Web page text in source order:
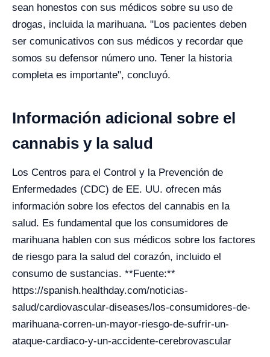
sean honestos con sus médicos sobre su uso de
drogas, incluida la marihuana. "Los pacientes deben
ser comunicativos con sus médicos y recordar que
somos su defensor número uno. Tener la historia
completa es importante", concluyó.
Información adicional sobre el
cannabis y la salud
Los Centros para el Control y la Prevención de
Enfermedades (CDC) de EE. UU. ofrecen más
información sobre los efectos del cannabis en la
salud. Es fundamental que los consumidores de
marihuana hablen con sus médicos sobre los factores
de riesgo para la salud del corazón, incluido el
consumo de sustancias. **Fuente:**
https://spanish.healthday.com/noticias-
salud/cardiovascular-diseases/los-consumidores-de-
marihuana-corren-un-mayor-riesgo-de-sufrir-un-
ataque-cardiaco-y-un-accidente-cerebrovascular